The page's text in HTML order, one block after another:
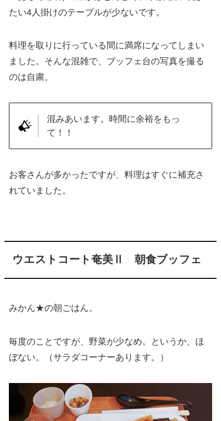
たい4人掛けのテーブルが少ないです。
料理を取りに行っている間に満席になってしまい
ました。そんな混雑で、ブッフェ台の写真を撮る
のは自粛。
混みあいます。時間に余裕をもっ
て！！
お客さんが多かったですが、料理はすぐに補充さ
れていました。
ウエストコート奄美Ⅱ 朝食ブッフェ
みかん★の朝ごはん。
毎度のことですが、野菜が少なめ。というか、ほ
ぼない。（サラダコーナーあります。）